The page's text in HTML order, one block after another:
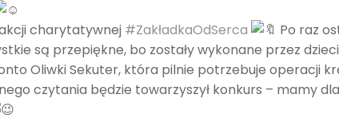
charytatywnej #ZakładkaOdSerca
Po raz
są przepiękne, bo zostały wykonane przez
Oliwki Sekuter, która pilnie potrzebuje operacji
czytania będzie towarzyszył konkurs – mamy